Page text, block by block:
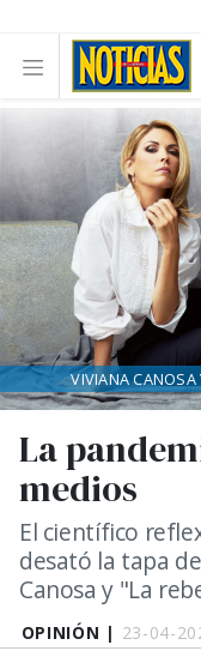
OPINIÓN | 23-04-
La
medios
El científico
desató la tapa
Canosa y "La
VIVIANA CANOSA